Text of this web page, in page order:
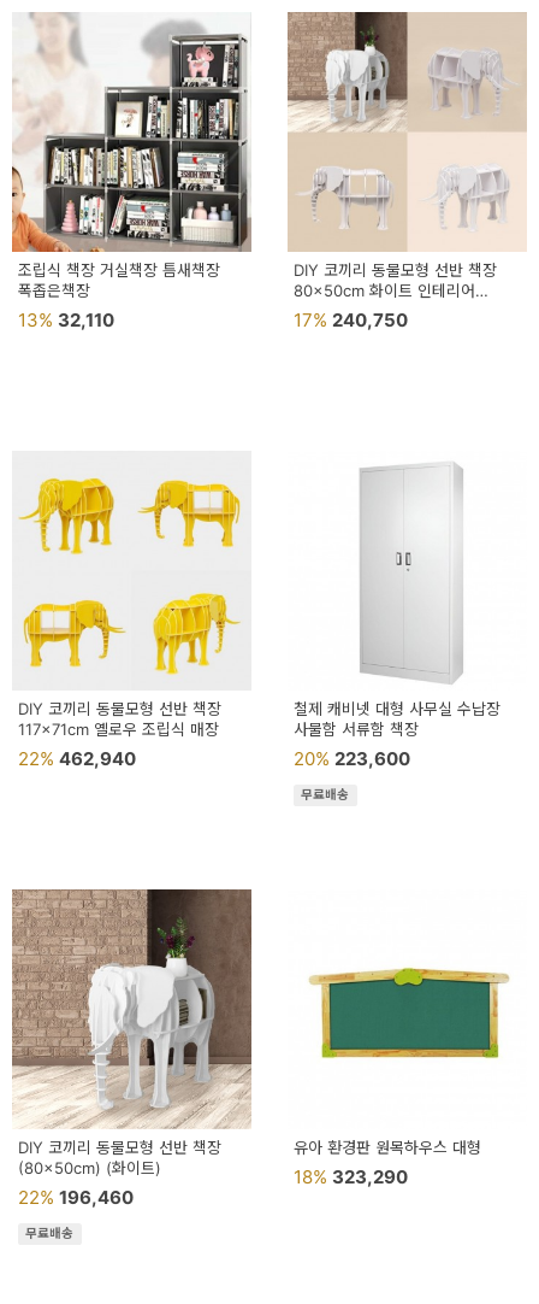
조립식 책장 거실책장 틈새책장
폭좁은책장
13% 32,110
DIY 코끼리 동물모형 선반 책장
80x50cm 화이트 인테리어
업소용
17% 240,750
DIY 코끼리 동물모형 선반 책장
117x71cm 옐로우 조립식 매장
22% 462,940
철제 캐비넷 대형 사무실 수납장
사물함 서류함 책장
20% 223,600
무료배송
DIY 코끼리 동물모형 선반 책장
(80x50cm) (화이트)
22% 196,460
무료배송
유아 환경판 원목하우스 대형
18% 323,290